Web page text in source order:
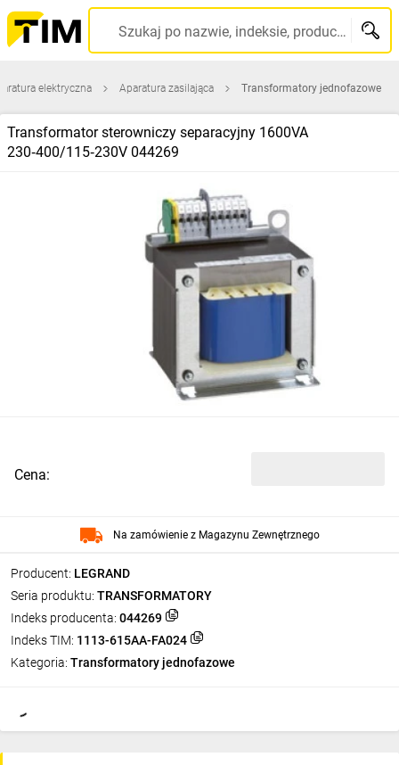
Szukaj po nazwie, indeksie, producencie, kodzie kreskowym...
elektryczna Aparatura zasilająca Transformatory jednofazowe
Transformator sterowniczy separacyjny 1600VA
230‑400/115‑230V 044269
Producent: LEGRAND
Seria produktu: TRANSFORMATORY
Indeks producenta: 044269
Indeks TIM: 1113-615AA-FA024
Kategoria: Transformatory jednofazowe
Cena:
Na zamówienie z Magazynu Zewnętrznego